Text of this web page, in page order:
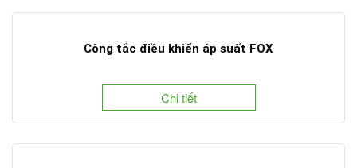
Công tắc điều khiển áp suất FOX
Chi tiết